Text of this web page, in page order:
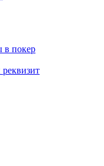
в покер